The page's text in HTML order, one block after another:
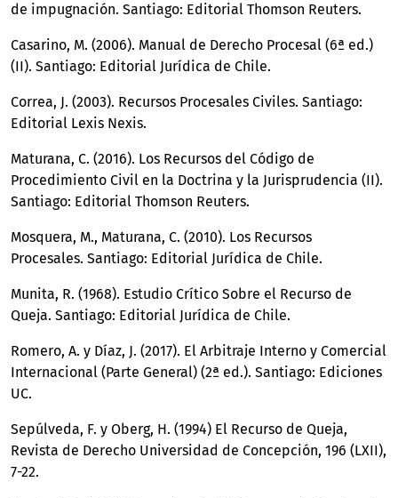
de impugnación. Santiago: Editorial Thomson Reuters.
Casarino, M. (2006). Manual de Derecho Procesal (6ª ed.)
(II). Santiago: Editorial Jurídica de Chile.
Correa, J. (2003). Recursos Procesales Civiles. Santiago:
Editorial Lexis Nexis.
Maturana, C. (2016). Los Recursos del Código de
Procedimiento Civil en la Doctrina y la Jurisprudencia (II).
Santiago: Editorial Thomson Reuters.
Mosquera, M., Maturana, C. (2010). Los Recursos
Procesales. Santiago: Editorial Jurídica de Chile.
Munita, R. (1968). Estudio Crítico Sobre el Recurso de
Queja. Santiago: Editorial Jurídica de Chile.
Romero, A. y Díaz, J. (2017). El Arbitraje Interno y Comercial
Internacional (Parte General) (2ª ed.). Santiago: Ediciones
UC.
Sepúlveda, F. y Oberg, H. (1994) El Recurso de Queja,
Revista de Derecho Universidad de Concepción, 196 (LXII),
7-22.